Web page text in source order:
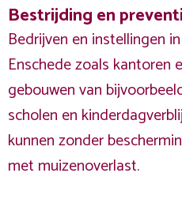
Bestrijding en
Bedrijven en instellingen in
Enschede zoals kantoren
gebouwen van
scholen en
kunnen zonder
met muizenoverlast.